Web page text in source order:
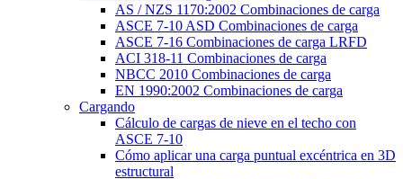
AS / NZS 1170:2002 Combinaciones de carga
ASCE 7-10 ASD Combinaciones de carga
ASCE 7-16 Combinaciones de carga LRFD
ACI 318-11 Combinaciones de carga
NBCC 2010 Combinaciones de carga
EN 1990:2002 Combinaciones de carga
Cargando
Cálculo de cargas de nieve en el techo con
ASCE 7-10
Cómo aplicar una carga puntual excéntrica en 3D
estructural